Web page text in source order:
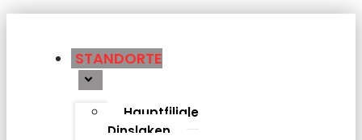
STANDORTE
Hauptfiliale
Dinslaken